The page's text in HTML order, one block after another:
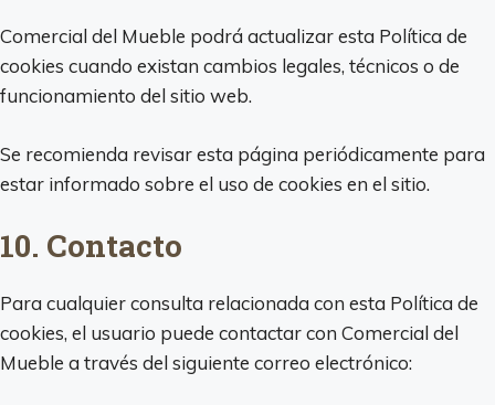
Comercial del Mueble podrá actualizar esta Política de
cookies cuando existan cambios legales, técnicos o de
funcionamiento del sitio web.
Se recomienda revisar esta página periódicamente para
estar informado sobre el uso de cookies en el sitio.
10. Contacto
Para cualquier consulta relacionada con esta Política de
cookies, el usuario puede contactar con Comercial del
Mueble a través del siguiente correo electrónico: